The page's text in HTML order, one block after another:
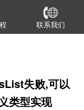
联系我们
失败,可以
类型实现